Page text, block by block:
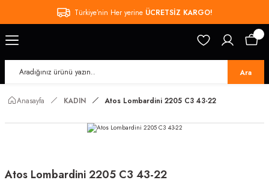
Türkiye’nin Her yerine ÜCRETSİZ KARGO!
Ara
Anasayfa KADIN Atos Lombardini 2205 C3 43-22
Atos Lombardini 2205 C3 43-22